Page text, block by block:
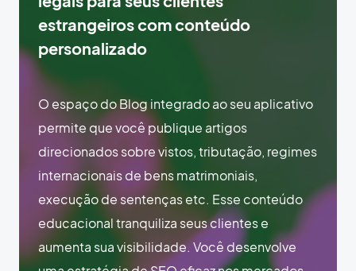
estrangeiros com conteúdo
personalizado
O espaço do Blog integrado ao seu aplicativo
permite que você publique artigos
direcionados sobre vistos, tributação, regimes
internacionais de bens matrimoniais,
execução de sentenças etc. Esse conteúdo
educacional tranquiliza seus clientes e
aumenta sua visibilidade. Você desenvolve